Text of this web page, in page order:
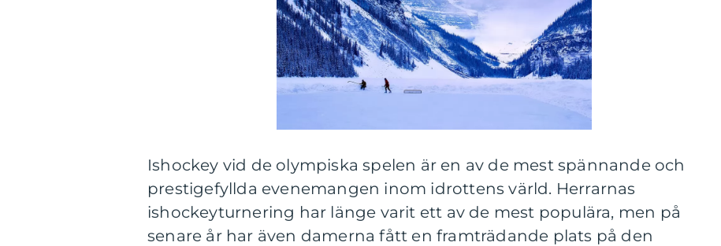
Ishockey vid de olympiska spelen är en av de mest spännande och
prestigefyllda evenemangen inom idrottens värld. Herrarnas
ishockeyturnering har länge varit ett av de mest populära, men på
senare år har även damerna fått en framträdande plats på den